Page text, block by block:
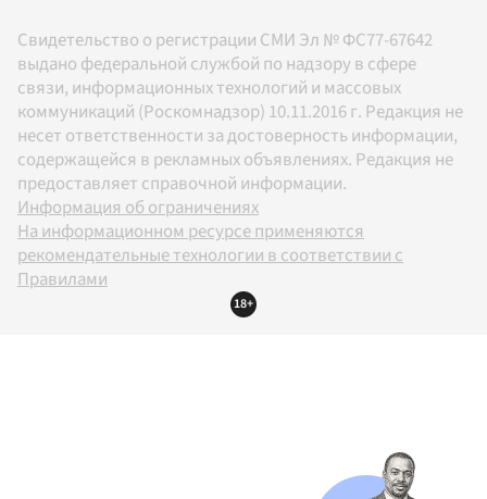
Свидетельство о регистрации СМИ Эл № ФС77-67642
выдано федеральной службой по надзору в сфере
связи, информационных технологий и массовых
коммуникаций (Роскомнадзор) 10.11.2016 г. Редакция не
несет ответственности за достоверность информации,
содержащейся в рекламных объявлениях. Редакция не
предоставляет справочной информации.
Информация об ограничениях
На информационном ресурсе применяются
рекомендательные технологии в соответствии с
Правилами
18+